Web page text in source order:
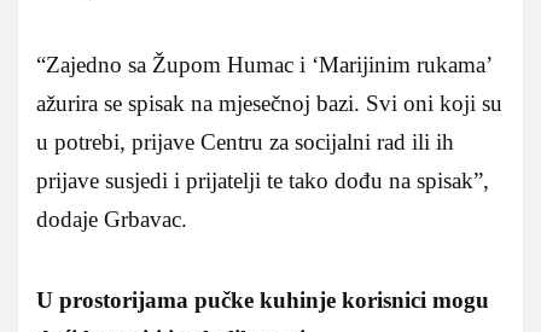
“Zajedno sa Župom Humac i ‘Marijinim rukama’
ažurira se spisak na mjesečnoj bazi. Svi oni koji su
u potrebi, prijave Centru za socijalni rad ili ih
prijave susjedi i prijatelji te tako dođu na spisak”,
dodaje Grbavac.
U prostorijama pučke kuhinje korisnici mogu